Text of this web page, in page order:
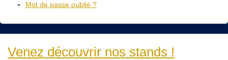
Mot de passe oublié ?
Venez découvrir nos stands !